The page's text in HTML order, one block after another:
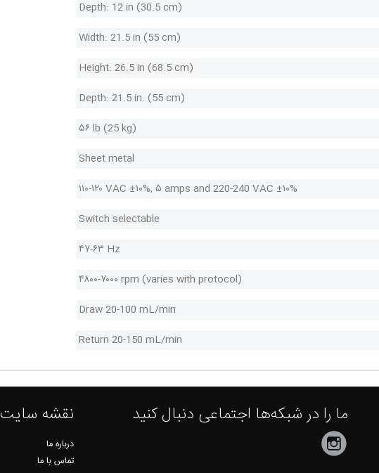
Depth: 12 in (30.5 cm)
Width: 21.5 in (55 cm)
Height: 26.5 in (68.5 cm)
Depth: 21.5 in. (55 cm)
۵۶ lb (25 kg)
Sheet metal
۱۱۰-۱۲۰ VAC ±۱۰%, ۵ amps and 220-240 VAC ±۱۰%
Switch selectable
۴۷-۶۳ Hz
۴۸۰۰-۷۰۰۰ rpm (varies with protocol)
Draw 20-100 mL/min
Return 20-150 mL/min
ما را در شبکه‌ها اجتماعی دنبال کنید نقشه سایت
درباره ما
تماس با ما